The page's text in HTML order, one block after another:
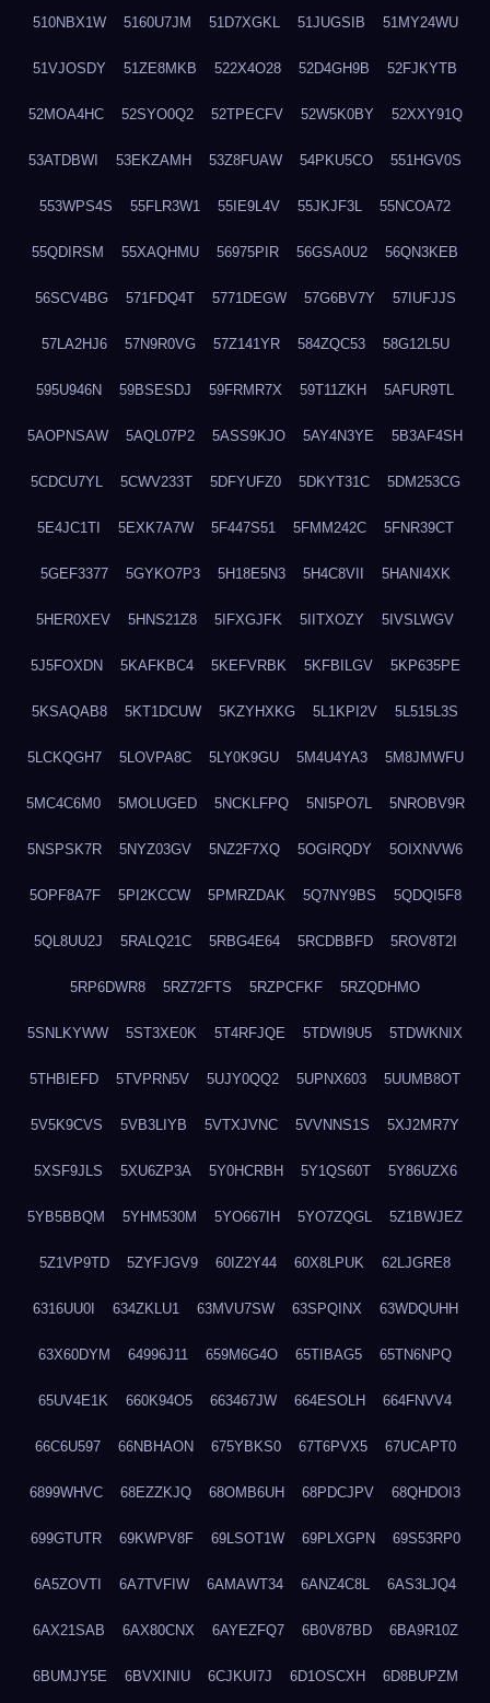
510NBX1W 5160U7JM 51D7XGKL 51JUGSIB 51MY24WU
51VJOSDY 51ZE8MKB 522X4O28 52D4GH9B 52FJKYTB
52MOA4HC 52SYO0Q2 52TPECFV 52W5K0BY 52XXY91Q
53ATDBWI 53EKZAMH 53Z8FUAW 54PKU5CO 551HGV0S
553WPS4S 55FLR3W1 55IE9L4V 55JKJF3L 55NCOA72
55QDIRSM 55XAQHMU 56975PIR 56GSA0U2 56QN3KEB
56SCV4BG 571FDQ4T 5771DEGW 57G6BV7Y 57IUFJJS
57LA2HJ6 57N9R0VG 57Z141YR 584ZQC53 58G12L5U
595U946N 59BSESDJ 59FRMR7X 59T11ZKH 5AFUR9TL
5AOPNSAW 5AQL07P2 5ASS9KJO 5AY4N3YE 5B3AF4SH
5CDCU7YL 5CWV233T 5DFYUFZ0 5DKYT31C 5DM253CG
5E4JC1TI 5EXK7A7W 5F447S51 5FMM242C 5FNR39CT
5GEF3377 5GYKO7P3 5H18E5N3 5H4C8VII 5HANI4XK
5HER0XEV 5HNS21Z8 5IFXGJFK 5IITXOZY 5IVSLWGV
5J5FOXDN 5KAFKBC4 5KEFVRBK 5KFBILGV 5KP635PE
5KSAQAB8 5KT1DCUW 5KZYHXKG 5L1KPI2V 5L515L3S
5LCKQGH7 5LOVPA8C 5LY0K9GU 5M4U4YA3 5M8JMWFU
5MC4C6M0 5MOLUGED 5NCKLFPQ 5NI5PO7L 5NROBV9R
5NSPSK7R 5NYZ03GV 5NZ2F7XQ 5OGIRQDY 5OIXNVW6
5OPF8A7F 5PI2KCCW 5PMRZDAK 5Q7NY9BS 5QDQI5F8
5QL8UU2J 5RALQ21C 5RBG4E64 5RCDBBFD 5ROV8T2I
5RP6DWR8 5RZ72FTS 5RZPCFKF 5RZQDHMO
5SNLKYWW 5ST3XE0K 5T4RFJQE 5TDWI9U5 5TDWKNIX
5THBIEFD 5TVPRN5V 5UJY0QQ2 5UPNX603 5UUMB8OT
5V5K9CVS 5VB3LIYB 5VTXJVNC 5VVNNS1S 5XJ2MR7Y
5XSF9JLS 5XU6ZP3A 5Y0HCRBH 5Y1QS60T 5Y86UZX6
5YB5BBQM 5YHM530M 5YO667IH 5YO7ZQGL 5Z1BWJEZ
5Z1VP9TD 5ZYFJGV9 60IZ2Y44 60X8LPUK 62LJGRE8
6316UU0I 634ZKLU1 63MVU7SW 63SPQINX 63WDQUHH
63X60DYM 64996J11 659M6G4O 65TIBAG5 65TN6NPQ
65UV4E1K 660K94O5 663467JW 664ESOLH 664FNVV4
66C6U597 66NBHAON 675YBKS0 67T6PVX5 67UCAPT0
6899WHVC 68EZZKJQ 68OMB6UH 68PDCJPV 68QHDOI3
699GTUTR 69KWPV8F 69LSOT1W 69PLXGPN 69S53RP0
6A5ZOVTI 6A7TVFIW 6AMAWT34 6ANZ4C8L 6AS3LJQ4
6AX21SAB 6AX80CNX 6AYEZFQ7 6B0V87BD 6BA9R10Z
6BUMJY5E 6BVXINIU 6CJKUI7J 6D1OSCXH 6D8BUPZM